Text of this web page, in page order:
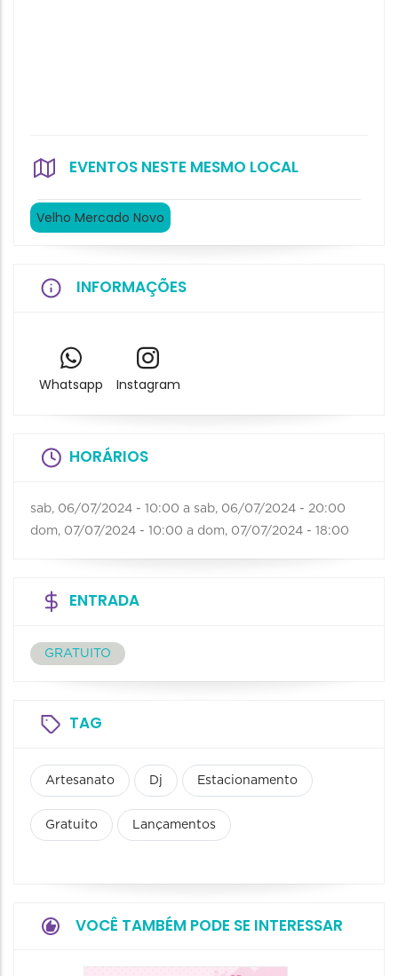
EVENTOS NESTE MESMO LOCAL
Velho Mercado Novo
INFORMAÇÕES
Whatsapp Instagram
HORÁRIOS
sab, 06/07/2024 - 10:00 a sab, 06/07/2024 - 20:00
dom, 07/07/2024 - 10:00 a dom, 07/07/2024 - 18:00
ENTRADA
GRATUITO
TAG
Artesanato Dj Estacionamento
Gratuito Lançamentos
VOCÊ TAMBÉM PODE SE INTERESSAR